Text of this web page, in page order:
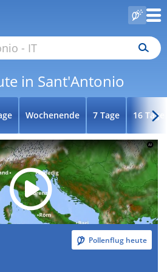
in Sant'Antonio
Wochenende 7 Tage 16 Tage
Pollenflug heute